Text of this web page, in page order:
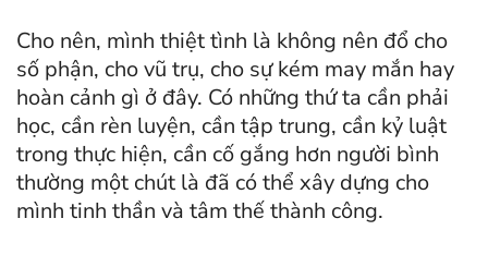
Cho nên, mình thiệt tình là không nên đổ cho
số phận, cho vũ trụ, cho sự kém may mắn hay
hoàn cảnh gì ở đây. Có những thứ ta cần phải
học, cần rèn luyện, cần tập trung, cần kỷ luật
trong thực hiện, cần cố gắng hơn người bình
thường một chút là đã có thể xây dựng cho
mình tinh thần và tâm thế thành công.